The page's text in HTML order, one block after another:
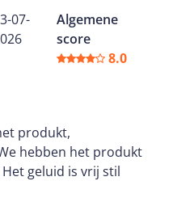
07-
Algemene
score
8.0
produkt,
hebben het produkt
geluid is vrij stil